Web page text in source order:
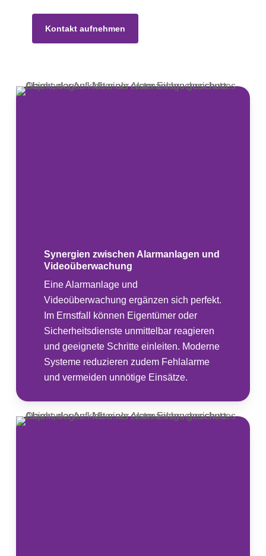
Kontakt aufnehmen
Synergien zwischen Alarmanlagen und
Videoüberwachung
Eine Alarmanlage und
Videoüberwachung ergänzen sich perfekt.
Im Ernstfall können Eigentümer oder
Sicherheitsdienste unmittelbar reagieren
und geeignete Schritte einleiten. Moderne
Systeme reduzieren zudem Fehlalarme
und vermeiden unnötige Einsätze.